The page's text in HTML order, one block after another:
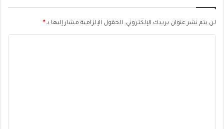
لن يتم نشر عنوان بريدك الإلكتروني. الحقول الإلزامية مشار إليها بـ *